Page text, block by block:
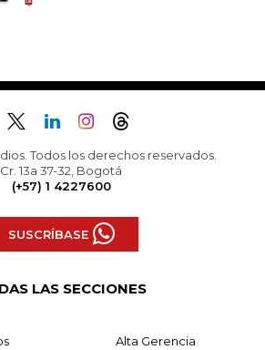
Todos los derechos reservados.
Cr. 13a 37-32, Bogotá
(+57) 1 4227600
SUSCRÍBASE
LAS SECCIONES
Alta Gerencia